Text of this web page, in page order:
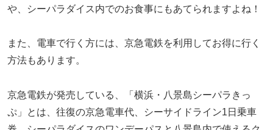
や、シーパラダイス内でのお食事にもあてられますよね！
また、電車で行く方には、京急電鉄を利用してお得に行く
方法もあります。
京急電鉄が発売している、「横浜・八景島シーパラきっ
ぷ」とは、往復の京急電車代、シーサイドライン1日乗車